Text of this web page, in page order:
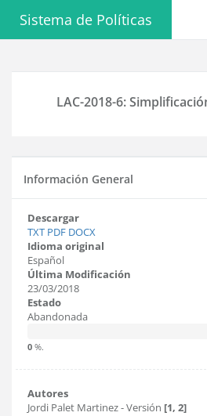
Sistema de Políticas
LAC-2018-6:
Información General
Descargar
TXT PDF DOCX
Idioma original
Español
Última Modificación
23/03/2018
Estado
Abandonada
0 %.
Autores
Jordi Palet Martinez- Versión [1, 2]